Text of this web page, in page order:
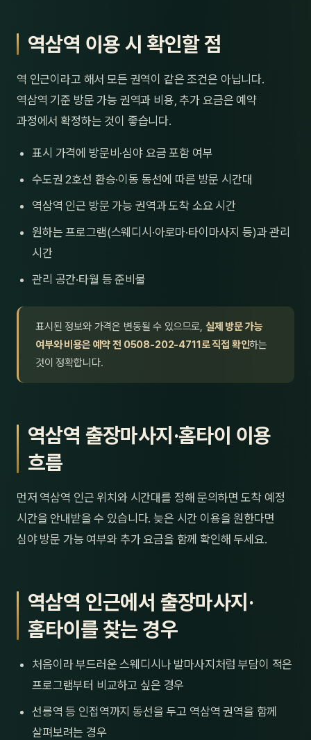
역삼역 이용 시 확인할 점
역 인근이라고 해서 모든 권역이 같은 조건은 아닙니다.
역삼역 기준 방문 가능 권역과 비용, 추가 요금은 예약
과정에서 확정하는 것이 좋습니다.
표시 가격에 방문비·심야 요금 포함 여부
수도권 2호선 환승·이동 동선에 따른 방문 시간대
역삼역 인근 방문 가능 권역과 도착 소요 시간
원하는 프로그램(스웨디시·아로마·타이마사지 등)과 관리
시간
관리 공간·타월 등 준비물
표시된 정보와 가격은 변동될 수 있으므로, 실제 방문 가능
여부와 비용은 예약 전 0508-202-4711로 직접 확인하는
것이 정확합니다.
역삼역 출장마사지·홈타이 이용
흐름
먼저 역삼역 인근 위치와 시간대를 정해 문의하면 도착 예정
시간을 안내받을 수 있습니다. 늦은 시간 이용을 원한다면
심야 방문 가능 여부와 추가 요금을 함께 확인해 두세요.
역삼역 인근에서 출장마사지·
홈타이를 찾는 경우
처음이라 부드러운 스웨디시나 발마사지처럼 부담이 적은
프로그램부터 비교하고 싶은 경우
선릉역 등 인접역까지 동선을 두고 역삼역 권역을 함께
살펴보려는 경우